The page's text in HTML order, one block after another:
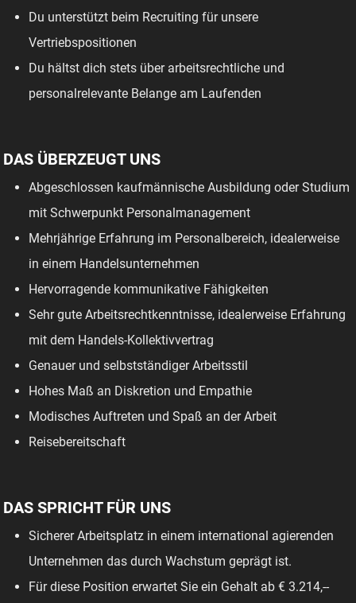
Du unterstützt beim Recruiting für unsere
Vertriebspositionen
Du hältst dich stets über arbeitsrechtliche und
personalrelevante Belange am Laufenden
DAS ÜBERZEUGT UNS
Abgeschlossen kaufmännische Ausbildung oder Studium
mit Schwerpunkt Personalmanagement
Mehrjährige Erfahrung im Personalbereich, idealerweise
in einem Handelsunternehmen
Hervorragende kommunikative Fähigkeiten
Sehr gute Arbeitsrechtkenntnisse, idealerweise Erfahrung
mit dem Handels-Kollektivvertrag
Genauer und selbstständiger Arbeitsstil
Hohes Maß an Diskretion und Empathie
Modisches Auftreten und Spaß an der Arbeit
Reisebereitschaft
DAS SPRICHT FÜR UNS
Sicherer Arbeitsplatz in einem international agierenden
Unternehmen das durch Wachstum geprägt ist.
Für diese Position erwartet Sie ein Gehalt ab € 3.214,--